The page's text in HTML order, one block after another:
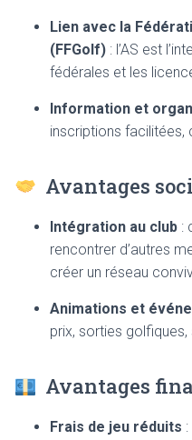
Lien avec la
(FFGolf) : l’AS est
fédérales et les
Information et
inscriptions
Avantages
Intégration au club :
rencontrer d’autres
créer un réseau
Animations et
prix, sorties
Avantages
Frais de jeu réduits